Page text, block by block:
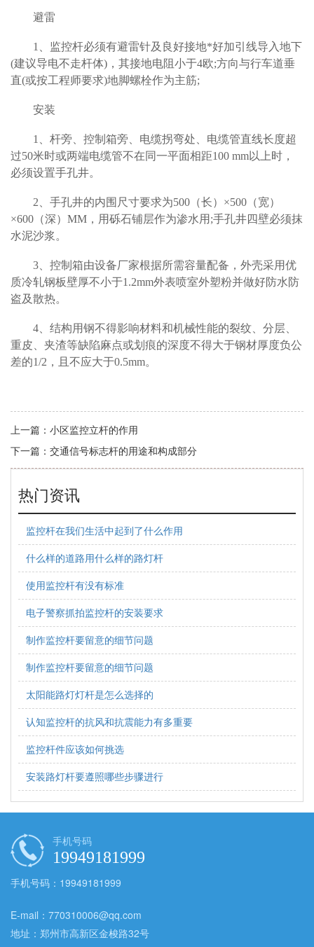
避雷
1
、监控杆必须有避雷针及良好接地*好加引线导入地下
(建议导电不走杆体)，其接地电阻小于4欧;方向与行车道垂
直(或按工程师要求)地脚螺栓作为主筋;
安装
1
、杆旁、控制箱旁、电缆拐弯处、电缆管直线长度超
过50米时或两端电缆管不在同一平面相距100 mm以上时，
必须设置手孔井。
2 、手孔井的内围尺寸要求为500（长）×500（宽）
×600（深）MM，用砾石铺层作为渗水用;手孔井四壁必须抹
水泥沙浆。
3 、控制箱由设备厂家根据所需容量配备，外壳采用优
质冷轧钢板壁厚不小于1.2mm外表喷室外塑粉并做好防水防
盗及散热。
4 、结构用钢不得影响材料和机械性能的裂纹、分层、
重皮、夹渣等缺陷麻点或划痕的深度不得大于钢材厚度负公
差的1/2，且不应大于0.5mm。
上一篇： 小区监控立杆的作用
下一篇： 交通信号标志杆的用途和构成部分
热门资讯
监控杆在我们生活中起到了什么作用
什么样的道路用什么样的路灯杆
使用监控杆有没有标准
电子警察抓拍监控杆的安装要求
制作监控杆要留意的细节问题
制作监控杆要留意的细节问题
太阳能路灯灯杆是怎么选择的
认知监控杆的抗风和抗震能力有多重要
监控杆件应该如何挑选
安装路灯杆要遵照哪些步骤进行
手机号码
19949181999
手机号码：19949181999
E-mail：770310006@qq.com
地址：郑州市高新区金梭路32号